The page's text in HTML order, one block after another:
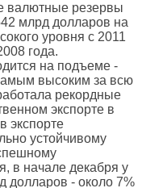
валютные резервы
млрд долларов на
уровня с 2011
года.
на подъеме -
высоким за всю
рекордные
экспорте в
экспорте
устойчивому
в начале декабря у
долларов - около 7%